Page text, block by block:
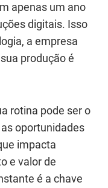
apenas um ano
digitais. Isso
a empresa
produção é
rotina pode ser o
oportunidades
impacta
e valor de
é a chave